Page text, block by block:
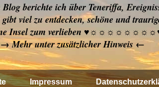
Blog berichte ich über Teneriffa,
gibt viel zu entdecken, schöne und
Insel zum verlieben ♥☼☼☼☼☼☼☼☼♥
Mehr unter zusätzlicher Hinweis ←
Impressum